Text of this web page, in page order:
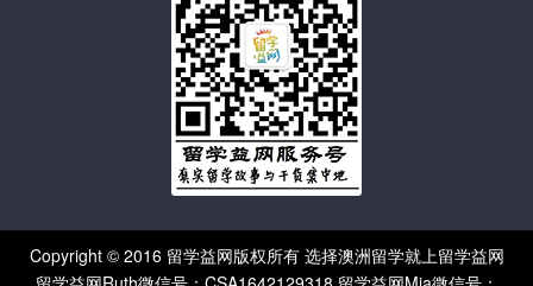
Copyright © 2016 留学益网版权所有 选择澳洲留学就上留学益网